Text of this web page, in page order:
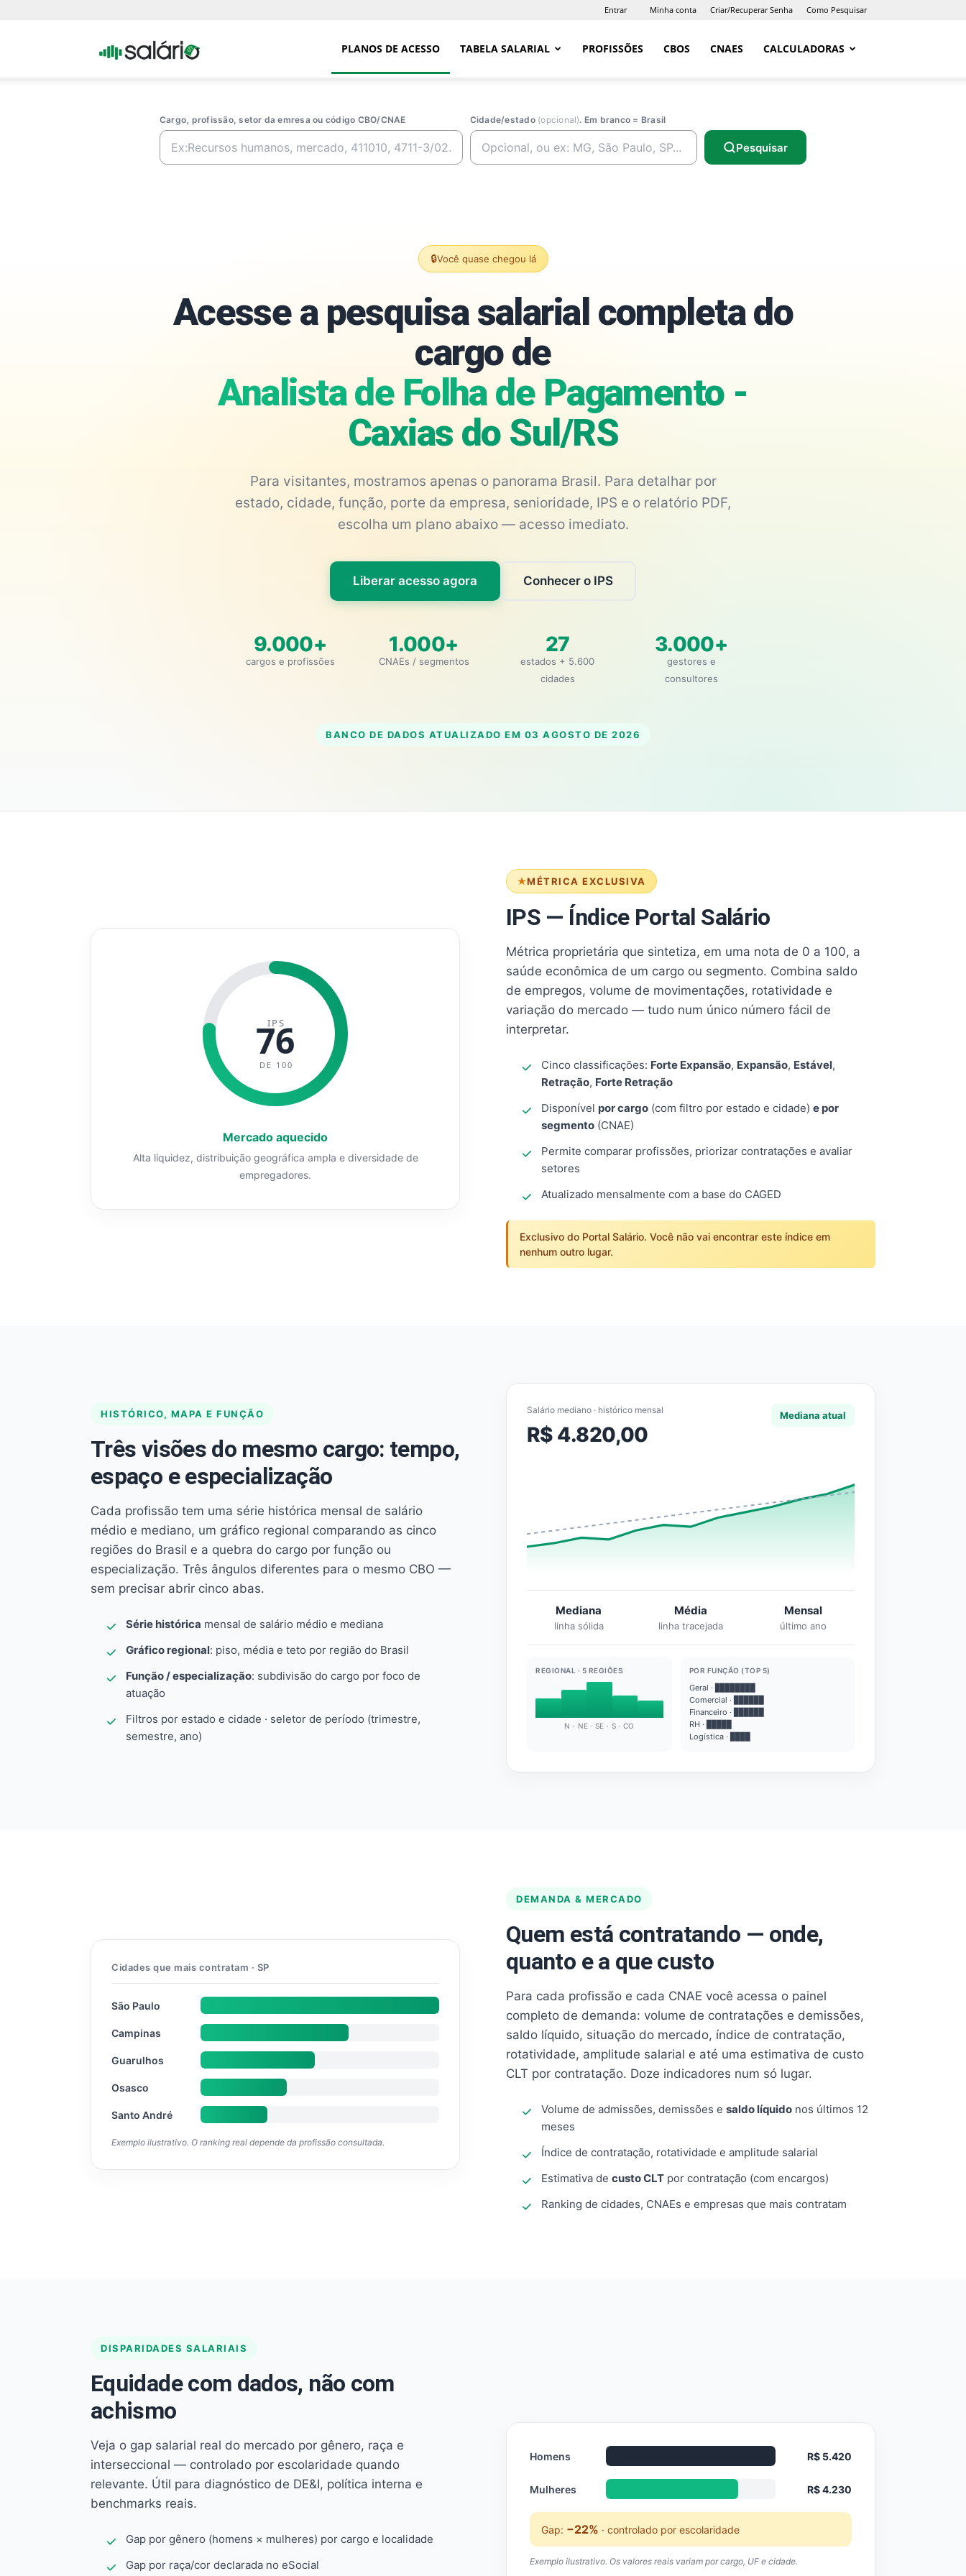
Entrar Minha conta Criar/Recuperar Senha Como Pesquisar
Portal PLANOS DE ACESSO TABELA SALARIAL PROFISSÕES CBOS CNAES CALCULADORAS
Cargo, profissão, setor da emresa ou código CBO/CNAE Cidade/estado (opcional). Em branco = Brasil
Pesquisar
🔒Você quase chegou lá
Acesse a pesquisa salarial completa do
cargo de
Analista de Folha de Pagamento -
Caxias do Sul/RS
Para visitantes, mostramos apenas o panorama Brasil. Para detalhar por
estado, cidade, função, porte da empresa, senioridade, IPS e o relatório PDF,
escolha um plano abaixo — acesso imediato.
Liberar acesso agora Conhecer o IPS
9.000+
cargos e profissões
1.000+
CNAEs / segmentos
27
estados + 5.600
cidades
3.000+
gestores e
consultores
BANCO DE DADOS ATUALIZADO EM 03 AGOSTO DE 2026
MÉTRICA EXCLUSIVA
IPS — Índice Portal Salário
Métrica proprietária que sintetiza, em uma nota de 0 a 100, a
saúde econômica de um cargo ou segmento. Combina saldo
de empregos, volume de movimentações, rotatividade e
variação do mercado — tudo num único número fácil de
interpretar.
Cinco classificações: Forte Expansão, Expansão, Estável,
Retração, Forte Retração
Disponível por cargo (com filtro por estado e cidade) e por
segmento (CNAE)
Permite comparar profissões, priorizar contratações e avaliar
setores
Atualizado mensalmente com a base do CAGED
Exclusivo do Portal Salário. Você não vai encontrar este índice em
nenhum outro lugar.
IPS
76
DE 100
Mercado aquecido
Alta liquidez, distribuição geográfica ampla e diversidade de
empregadores.
HISTÓRICO, MAPA E FUNÇÃO
Três visões do mesmo cargo: tempo,
espaço e especialização
Cada profissão tem uma série histórica mensal de salário
médio e mediano, um gráfico regional comparando as cinco
regiões do Brasil e a quebra do cargo por função ou
especialização. Três ângulos diferentes para o mesmo CBO —
sem precisar abrir cinco abas.
Série histórica mensal de salário médio e mediana
Gráfico regional: piso, média e teto por região do Brasil
Função / especialização: subdivisão do cargo por foco de
atuação
Filtros por estado e cidade · seletor de período (trimestre,
semestre, ano)
Salário mediano · histórico mensal
R$ 4.820,00
Mediana atual
Mediana
linha sólida
Média
linha tracejada
Mensal
último ano
REGIONAL · 5 REGIÕES
N · NE · SE · S · CO
POR FUNÇÃO (TOP 5)
Geral · ████████
Comercial · ██████
Financeiro · ██████
RH · █████
Logística · ████
DEMANDA & MERCADO
Quem está contratando — onde,
quanto e a que custo
Para cada profissão e cada CNAE você acessa o painel
completo de demanda: volume de contratações e demissões,
saldo líquido, situação do mercado, índice de contratação,
rotatividade, amplitude salarial e até uma estimativa de custo
CLT por contratação. Doze indicadores num só lugar.
Volume de admissões, demissões e saldo líquido nos últimos 12
meses
Índice de contratação, rotatividade e amplitude salarial
Estimativa de custo CLT por contratação (com encargos)
Ranking de cidades, CNAEs e empresas que mais contratam
Cidades que mais contratam · SP
São Paulo
Campinas
Guarulhos
Osasco
Santo André
Exemplo ilustrativo. O ranking real depende da profissão consultada.
DISPARIDADES SALARIAIS
Equidade com dados, não com
achismo
Veja o gap salarial real do mercado por gênero, raça e
interseccional — controlado por escolaridade quando
relevante. Útil para diagnóstico de DE&I, política interna e
benchmarks reais.
Gap por gênero (homens × mulheres) por cargo e localidade
Gap por raça/cor declarada no eSocial
Homens R$ 5.420
Mulheres R$ 4.230
Gap: −22% · controlado por escolaridade
Exemplo ilustrativo. Os valores reais variam por cargo, UF e cidade.